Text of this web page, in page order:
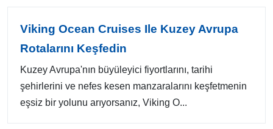
Viking Ocean Cruises Ile Kuzey Avrupa
Rotalarını Keşfedin
Kuzey Avrupa'nın büyüleyici fiyortlarını, tarihi
şehirlerini ve nefes kesen manzaralarını keşfetmenin
eşsiz bir yolunu arıyorsanız, Viking O...